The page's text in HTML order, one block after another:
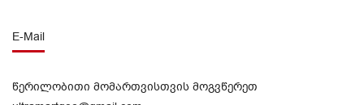
E-Mail
წერილობითი მომართვისთვის მოგვწერეთ